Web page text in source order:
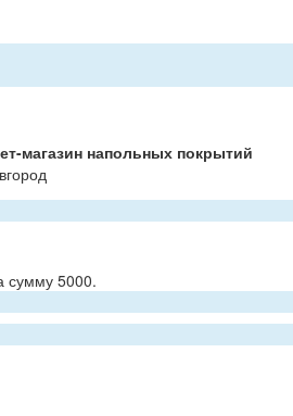
магазин напольных покрытий
сумму 5000.